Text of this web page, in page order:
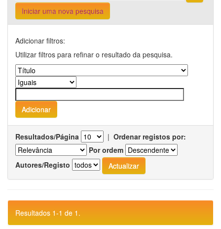
Iniciar uma nova pesquisa
Adicionar filtros:
Utilizar filtros para refinar o resultado da pesquisa.
Resultados/Página | Ordenar registos por:
Por ordem
Autores/Registo
Resultados 1-1 de 1.